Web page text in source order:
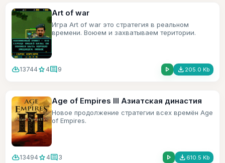
Art of war
Игра Art of war это стратегия в реальном
времени. Воюем и захватываем територии.
cloud_download13744 star 4comment9 play_arrow file_download 205.0 Kb
Age of Empires III Азиатская династия
Новое продолжение стратегии всех времён Age
of Empires.
cloud_download13494 star 4comment3 play_arrow file_download 610.5 Kb